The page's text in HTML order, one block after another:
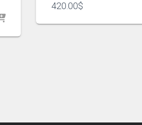
420.00$